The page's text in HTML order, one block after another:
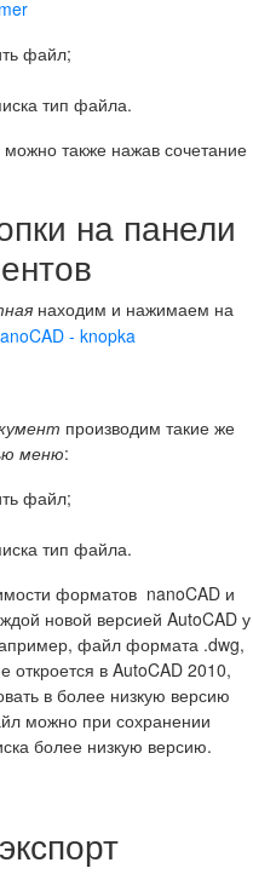
файл;
тип файла.
можно также нажав сочетание
на панели
находим и нажимаем на
производим такие же
меню:
файл;
тип файла.
форматов nanoCAD и
новой версией AutoCAD у
файл формата .dwg,
в AutoCAD 2010,
в более низкую версию
можно при сохранении
более низкую версию.